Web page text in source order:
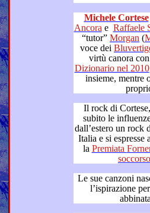
Michele Cortese
Ancora e
“tutor” Morgan (
voce dei
virtù
Dizionario nel 2010, una
insieme, mentre ora
Il rock di Cortese, dai
subito le
dall’estero un rock di sperimentazione che
la
soccorso
Le sue canzoni nascono di
l’ispirazione per i suoi testi, ai quali viene